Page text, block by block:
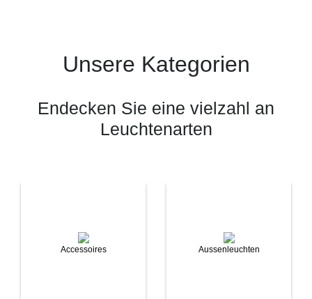
Unsere Kategorien
Endecken Sie eine vielzahl an
Leuchtenarten
Accessoires Aussenleuchten